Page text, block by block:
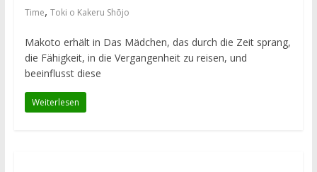
Time, Toki o Kakeru Shōjo
Makoto erhält in Das Mädchen, das durch die Zeit sprang,
die Fähigkeit, in die Vergangenheit zu reisen, und
beeinflusst diese
Weiterlesen